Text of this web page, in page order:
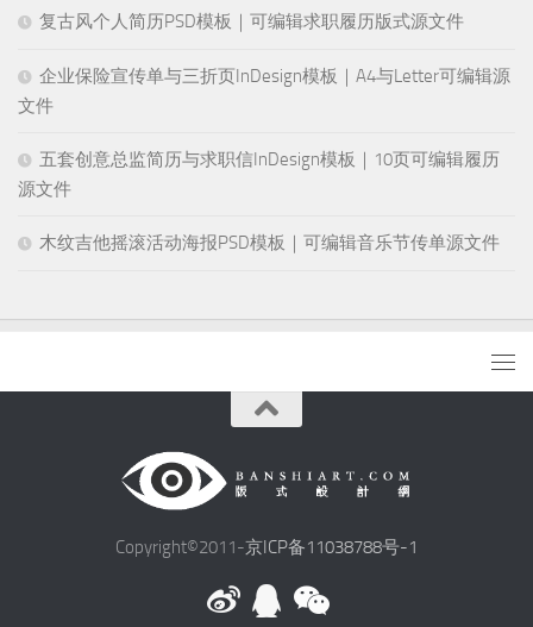
复古风个人简历PSD模板｜可编辑求职履历版式源文件
企业保险宣传单与三折页InDesign模板｜A4与Letter可编辑源
文件
五套创意总监简历与求职信InDesign模板｜10页可编辑履历
源文件
木纹吉他摇滚活动海报PSD模板｜可编辑音乐节传单源文件
Copyright©2011-京ICP备11038788号-1